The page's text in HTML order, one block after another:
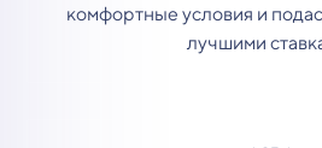
комфортные условия и
лучшими